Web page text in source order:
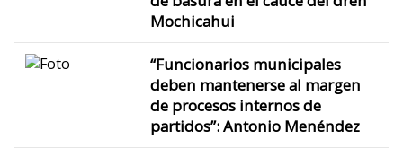
Mochicahui
“Funcionarios municipales
deben mantenerse al margen
de procesos internos de
partidos”: Antonio Menéndez